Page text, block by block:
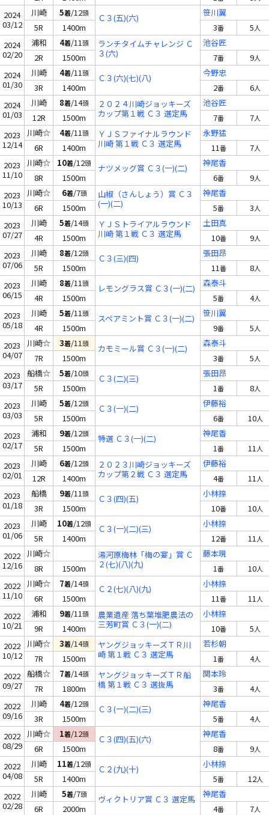
2024
03/12
川崎 5着/12頭 Ｃ３(五)(六)
笹川翼
5R
1400m 3番 5人
2024
02/20
浦和 4着/11頭
ランチタイムチャレンジ Ｃ
３(六)
池谷匠
2R
1500m 7番 9人
2024
01/30
川崎 4着/11頭 Ｃ３(六)(七)(八)
今野忠
3R
1400m 2番 6人
2024
01/03
川崎 8着/14頭
２０２４川崎ジョッキーズ
カップ第１戦 Ｃ３ 選定馬
池谷匠
12R
1500m 7番 7人
2023
12/14
川崎☆ 4着/11頭
ＹＪＳファイナルラウンド
川崎 第１戦 Ｃ３ 選定馬
永野猛
6R
1400m 11番 7人
2023
11/10
川崎☆ 10着/12頭 ナツメッグ賞 Ｃ３(一)(二)
神尾香
8R
1500m 6番 9人
2023
10/13
川崎☆ 6着/7頭
山椒（さんしょう）賞 Ｃ３
(一)(二)
神尾香
6R
1500m 5番 3人
2023
07/27
川崎 5着/14頭
ＹＪＳトライアルラウンド
川崎 第１戦 Ｃ３ 選定馬
土田真
4R
1500m 10番 9人
2023
07/06
川崎 8着/12頭 Ｃ３(三)(四)
張田昂
5R
1500m 11番 8人
2023
06/15
川崎 8着/11頭 レモングラス賞 Ｃ３(一)(二)
森泰斗
4R
1500m 5番 4人
2023
05/18
川崎 5着/11頭 スペアミント賞 Ｃ３(一)(二)
笹川翼
4R
1500m 9番 5人
2023
04/07
川崎☆ 3着/11頭 カモミール賞 Ｃ３(一)(二)
森泰斗
7R
1500m 3番 5人
2023
03/17
船橋☆ 5着/10頭 Ｃ３(二)(三)
張田昂
5R
1500m 1番 8人
2023
03/03
川崎 5着/12頭 Ｃ３(一)(二)
伊藤裕
5R
1500m 6番 10人
2023
02/17
浦和 9着/12頭 特選 Ｃ３(一)(二)
神尾香
5R
1500m 1番 11人
2023
02/01
川崎 6着/12頭
２０２３川崎ジョッキーズ
カップ第２戦 Ｃ３ 選定馬
伊藤裕
12R
1400m 4番 11人
2023
01/18
船橋 9着/11頭 Ｃ３(四)(五)
小林捺
3R
1500m 10番 10人
2023
01/06
川崎 10着/12頭 Ｃ３(一)(二)(三)
小林捺
5R
1400m 12番 11人
2022
12/16
川崎☆
湯河原梅林「梅の宴」賞 Ｃ
２(七)(八)(九)
藤本現
8R
1500m 1番 10人
2022
11/10
川崎☆ 7着/14頭 Ｃ２(七)(八)(九)
小林捺
6R
1500m 11番 11人
2022
10/21
浦和 9着/11頭
農業遺産 落ち葉堆肥農法の
三芳町賞 Ｃ３(一)(二)
小林捺
9R
1400m 10番 5人
2022
10/12
川崎☆ 3着/14頭
ヤングジョッキーズＴＲ川
崎 第１戦 Ｃ３ 選定馬
若杉朝
7R
1500m 1番 4人
2022
09/27
船橋☆ 7着/14頭
ヤングジョッキーズＴＲ船
橋 第１戦 Ｃ３ 選抜馬
関本玲
7R
1800m 3番 4人
2022
09/16
川崎 4着/12頭 Ｃ３(一)(二)(三)
神尾香
3R
1500m 5番 4人
2022
08/29
川崎☆ 1着/12頭 Ｃ３(四)(五)(六)
神尾香
6R
1500m 8番 9人
2022
04/08
川崎 11着/12頭 Ｃ２(九)(十)
小林捺
5R
1400m 5番 12人
2022
02/28
川崎 5着/7頭 ヴィクトリア賞 Ｃ３ 選定馬
神尾香
6R
2000m 4番 7人